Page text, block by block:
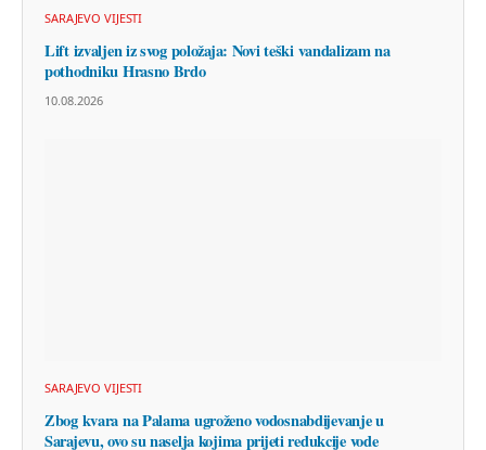
SARAJEVO VIJESTI
Lift izvaljen iz svog položaja: Novi teški vandalizam na
pothodniku Hrasno Brdo
10.08.2026
SARAJEVO VIJESTI
Zbog kvara na Palama ugroženo vodosnabdijevanje u
Sarajevu, ovo su naselja kojima prijeti redukcije vode